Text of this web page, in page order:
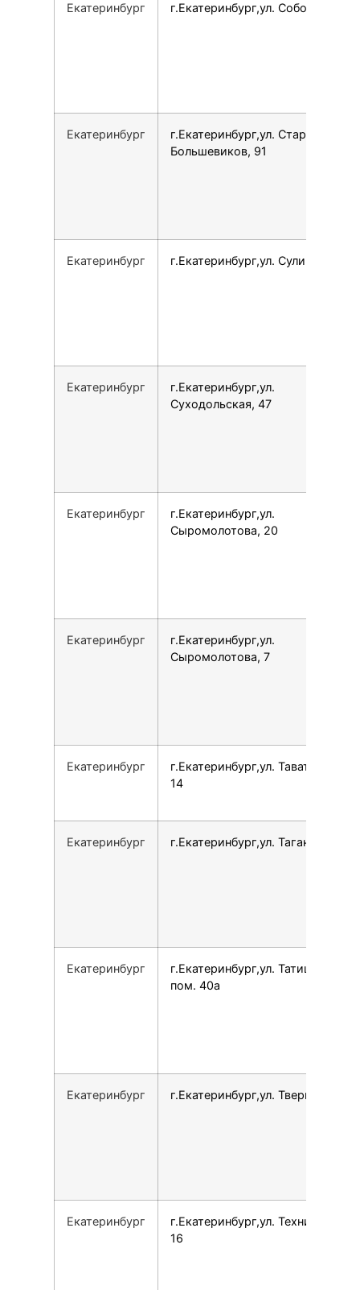
Екатеринбург г.Екатеринбург,ул. Соболева, 5
Екатеринбург
г.Екатеринбург,ул. Старых
Большевиков, 91
Екатеринбург г.Екатеринбург,ул. Сулимова, 23
Екатеринбург
г.Екатеринбург,ул.
Суходольская, 47
Екатеринбург
г.Екатеринбург,ул.
Сыромолотова, 20
Екатеринбург
г.Екатеринбург,ул.
Сыромолотова, 7
Екатеринбург
г.Екатеринбург,ул. Таватуйская,
14
Екатеринбург г.Екатеринбург,ул. Таганская, 79
Екатеринбург
г.Екатеринбург,ул. Татищева, 60
пом. 40а
Екатеринбург г.Екатеринбург,ул. Тверитина, 19
Екатеринбург
г.Екатеринбург,ул. Техническая,
16